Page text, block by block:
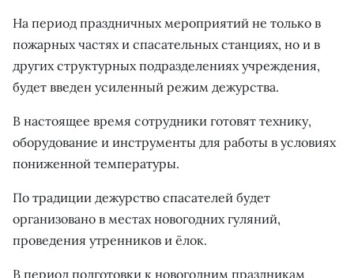
На период праздничных мероприятий не только в
пожарных частях и спасательных станциях, но и в
других структурных подразделениях учреждения,
будет введен усиленный режим дежурства.
В настоящее время сотрудники готовят технику,
оборудование и инструменты для работы в условиях
пониженной температуры.
По традиции дежурство спасателей будет
организовано в местах новогодних гуляний,
проведения утренников и ёлок.
В период подготовки к новогодним праздникам